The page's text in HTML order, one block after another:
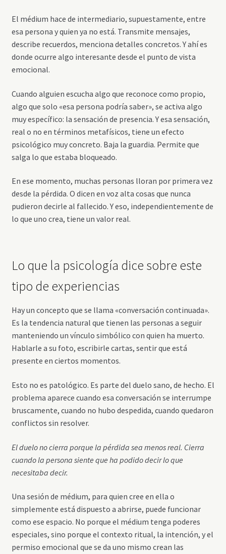
El médium hace de intermediario, supuestamente, entre
esa persona y quien ya no está. Transmite mensajes,
describe recuerdos, menciona detalles concretos. Y ahí es
donde ocurre algo interesante desde el punto de vista
emocional.
Cuando alguien escucha algo que reconoce como propio,
algo que solo «esa persona podría saber», se activa algo
muy específico: la sensación de presencia. Y esa sensación,
real o no en términos metafísicos, tiene un efecto
psicológico muy concreto. Baja la guardia. Permite que
salga lo que estaba bloqueado.
En ese momento, muchas personas lloran por primera vez
desde la pérdida. O dicen en voz alta cosas que nunca
pudieron decirle al fallecido. Y eso, independientemente de
lo que uno crea, tiene un valor real.
Lo que la psicología dice sobre este
tipo de experiencias
Hay un concepto que se llama «conversación continuada».
Es la tendencia natural que tienen las personas a seguir
manteniendo un vínculo simbólico con quien ha muerto.
Hablarle a su foto, escribirle cartas, sentir que está
presente en ciertos momentos.
Esto no es patológico. Es parte del duelo sano, de hecho. El
problema aparece cuando esa conversación se interrumpe
bruscamente, cuando no hubo despedida, cuando quedaron
conflictos sin resolver.
El duelo no cierra porque la pérdida sea menos real. Cierra
cuando la persona siente que ha podido decir lo que
necesitaba decir.
Una sesión de médium, para quien cree en ella o
simplemente está dispuesto a abrirse, puede funcionar
como ese espacio. No porque el médium tenga poderes
especiales, sino porque el contexto ritual, la intención, y el
permiso emocional que se da uno mismo crean las